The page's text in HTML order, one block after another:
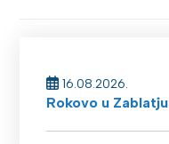
16.08.2026.
Rokovo u Zablatju